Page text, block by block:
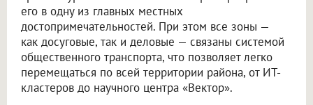
его в одну из главных местных
достопримечательностей. При этом все зоны —
как досуговые, так и деловые — связаны системой
общественного транспорта, что позволяет легко
перемещаться по всей территории района, от ИТ-
кластеров до научного центра «Вектор».